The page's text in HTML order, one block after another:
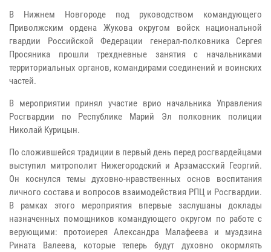
В Нижнем Новгороде под руководством командующего
Приволжским ордена Жукова округом войск национальной
гвардии Российской Федерации генерал-полковника Сергея
Просяника прошли трехдневные занятия с начальниками
территориальных органов, командирами соединений и воинских
частей.
В мероприятии принял участие врио начальника Управления
Росгвардии по Республике Марий Эл полковник полиции
Николай Курицын.
По сложившейся традиции в первый день перед росгвардейцами
выступил митрополит Нижегородский и Арзамасский Георгий.
Он коснулся темы духовно-нравственных основ воспитания
личного состава и вопросов взаимодействия РПЦ и Росгвардии.
В рамках этого мероприятия впервые заслушаны доклады
назначенных помощников командующего округом по работе с
верующими: протоиерея Александра Малафеева и муэдзина
Рината Валеева, которые теперь будут духовно окормлять